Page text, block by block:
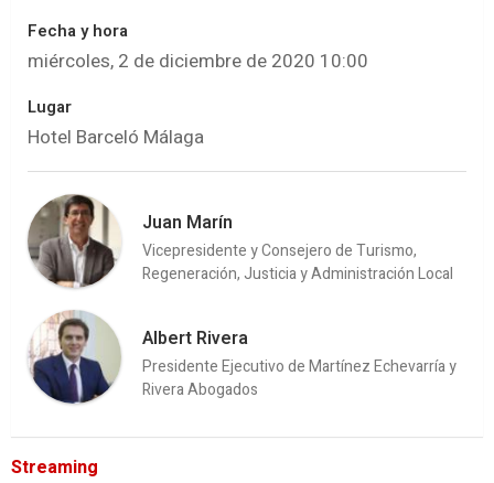
Fecha y hora
miércoles, 2 de diciembre de 2020 10:00
Lugar
Hotel Barceló Málaga
Juan Marín
Vicepresidente y Consejero de Turismo,
Regeneración, Justicia y Administración Local
Albert Rivera
Presidente Ejecutivo de Martínez Echevarría y
Rivera Abogados
Streaming